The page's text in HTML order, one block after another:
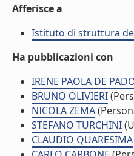
Afferisce a
Istituto di struttura
Ha pubblicazioni con
IRENE PAOLA DE
BRUNO OLIVIERI
NICOLA ZEMA
STEFANO TURCHINI
CLAUDIO QUARESIMA